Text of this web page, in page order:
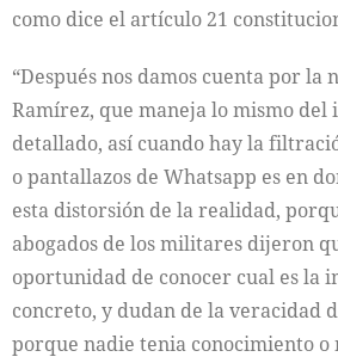
como dice el artículo 21
“Después nos damos cuenta por la
Ramírez, que maneja lo mismo del
detallado, así cuando hay la
o pantallazos de Whatsapp es en
esta distorsión de la realidad,
abogados de los militares dijeron
oportunidad de conocer cual es la
concreto, y dudan de la veracidad
porque nadie tenia conocimiento o